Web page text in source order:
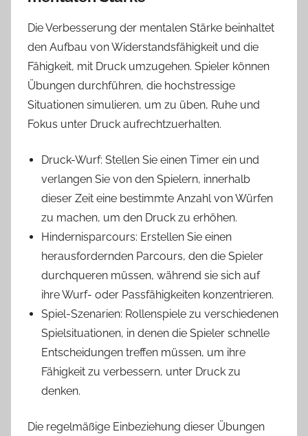
Die Verbesserung der mentalen Stärke beinhaltet
den Aufbau von Widerstandsfähigkeit und die
Fähigkeit, mit Druck umzugehen. Spieler können
Übungen durchführen, die hochstressige
Situationen simulieren, um zu üben, Ruhe und
Fokus unter Druck aufrechtzuerhalten.
Druck-Wurf: Stellen Sie einen Timer ein und
verlangen Sie von den Spielern, innerhalb
dieser Zeit eine bestimmte Anzahl von Würfen
zu machen, um den Druck zu erhöhen.
Hindernisparcours: Erstellen Sie einen
herausfordernden Parcours, den die Spieler
durchqueren müssen, während sie sich auf
ihre Wurf- oder Passfähigkeiten konzentrieren.
Spiel-Szenarien: Rollenspiele zu verschiedenen
Spielsituationen, in denen die Spieler schnelle
Entscheidungen treffen müssen, um ihre
Fähigkeit zu verbessern, unter Druck zu
denken.
Die regelmäßige Einbeziehung dieser Übungen